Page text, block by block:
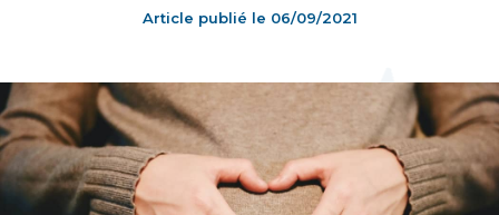
Article publié le 06/09/2021